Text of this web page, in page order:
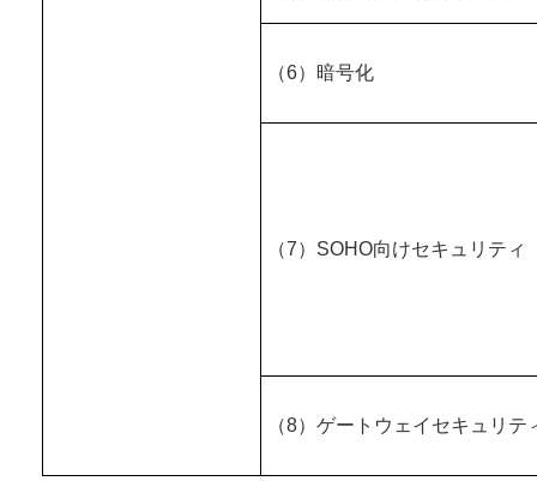
（6）暗号化
（7）SOHO向けセキュリティ
（8）ゲートウェイセキュリテ